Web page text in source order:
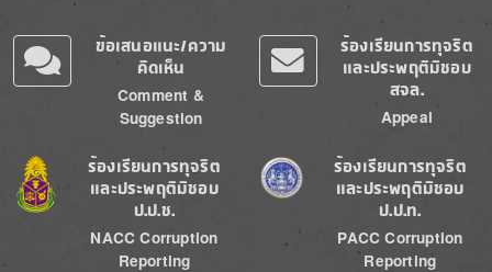
ข้อเสนอแนะ/ความ
คิดเห็น
Comment &
Suggestion
ร้องเรียนการทุจริต
และประพฤติมิชอบ
สจล.
Appeal
Image
ร้องเรียนการทุจริต
และประพฤติมิชอบ
ป.ป.ช.
NACC Corruption
Reporting
Image
ร้องเรียนการทุจริต
และประพฤติมิชอบ
ป.ป.ท.
PACC Corruption
Reporting